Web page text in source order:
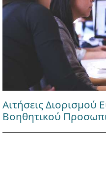
Αιτήσεις Διορισμού
Βοηθητικού